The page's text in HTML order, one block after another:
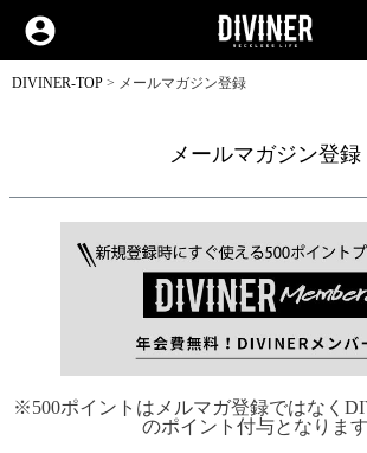
account_circle
DIVINER-TOP メールマガジン登録
メールマガジン登録
※500ポイントはメルマガ登録ではなく
のポイント付与となります